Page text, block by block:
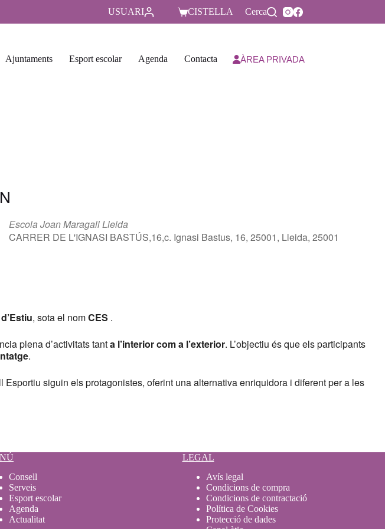
USUARI CISTELLA Cerca
Ajuntaments Esport escolar Agenda Contacta ÀREA PRIVADA
Escola Joan Maragall Lleida
CARRER DE L'IGNASI BASTÚS,16,c. Ignasi Bastus, 16, 25001, Lleida, 25001
, sota el nomCES .
plena d’activitats tanta l’interior com a l’exterior. L’objectiu és que els participants
.
siguin els protagonistes, oferint una alternativa enriquidora i diferent per a les
Consell
Serveis
Esport escolar
Agenda
Actualitat
LEGAL
Avís legal
Condicions de compra
Condicions de contractació
Política de Cookies
Protecció de dades